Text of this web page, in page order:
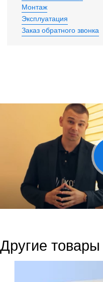
Монтаж
Эксплуатация
Заказ обратного звонка
Другие товары